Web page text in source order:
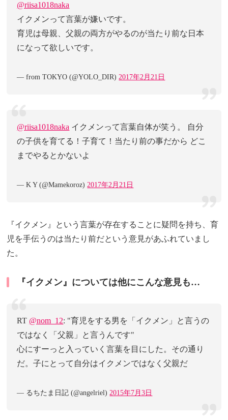
@riisa1018naka
イクメンって言葉が嫌いです。
育児は母親、父親の両方がやるのが当たり前な日本
になって欲しいです。
— from TOKYO (@YOLO_DIR)2017年2月21日
@riisa1018naka イクメンって言葉自体が笑う。 自分
の子供を育てる！子育て！当たり前の事だから どこ
までやるとかないよ
— K Y (@Mamekoroz)2017年2月21日
『イクメン』という言葉が存在することに疑問を持ち、育
児を手伝うのは当たり前だという意見があふれていまし
た。
『イクメン』については他にこんな意見も…
RT @nom_12: "育児をする男を「イクメン」と言うの
ではなく「父親」と言うんです"
心にすーっと入っていく言葉を目にした。その通り
だ。子にとって自分はイクメンではなく父親だ
— るちたま日記 (@angelriel)2015年7月3日